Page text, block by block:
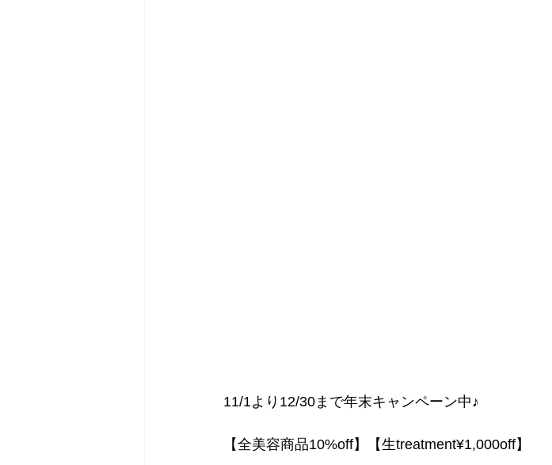
11/1より12/30まで年末キャンペーン中♪
【全美容商品10%off】【生treatment¥1,000off】